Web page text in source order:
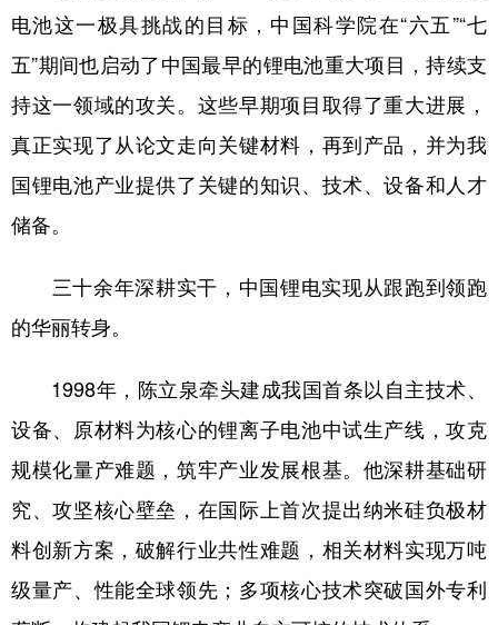
电池这一极具挑战的目标，中国科学院在“六五”“七
五”期间也启动了中国最早的锂电池重大项目，持续支
持这一领域的攻关。这些早期项目取得了重大进展，
真正实现了从论文走向关键材料，再到产品，并为我
国锂电池产业提供了关键的知识、技术、设备和人才
储备。
三十余年深耕实干，中国锂电实现从跟跑到领跑
的华丽转身。
1998年，陈立泉牵头建成我国首条以自主技术、
设备、原材料为核心的锂离子电池中试生产线，攻克
规模化量产难题，筑牢产业发展根基。他深耕基础研
究、攻坚核心壁垒，在国际上首次提出纳米硅负极材
料创新方案，破解行业共性难题，相关材料实现万吨
级量产、性能全球领先；多项核心技术突破国外专利